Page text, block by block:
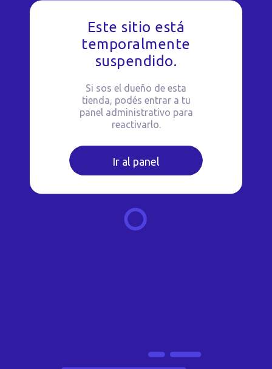
Este sitio está
temporalmente
suspendido.
Si sos el dueño de esta
tienda, podés entrar a tu
panel administrativo para
reactivarlo.
Ir al panel